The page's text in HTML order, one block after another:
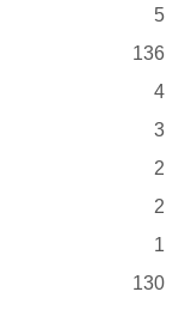
5
136
4
3
2
2
1
130